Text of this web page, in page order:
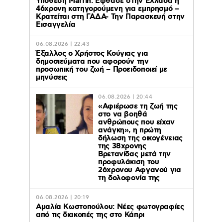
46χρονη κατηγορούμενη για εμπρησμό –
Κρατείται στη ΓΑΔΑ- Την Παρασκευή στην
Εισαγγελία
06.08.2026 | 22:43
Έξαλλος ο Χρήστος Κούγιας για
δημοσιεύματα που αφορούν την
προσωπική του ζωή – Προειδοποιεί με
μηνύσεις
06.08.2026 | 20:44
«Αφιέρωσε τη ζωή της
στο να βοηθά
ανθρώπους που είχαν
ανάγκη», η πρώτη
δήλωση της οικογένειας
της 38χρονης
Βρετανίδας μετά την
προφυλάκιση του
26χρονου Αφγανού για
τη δολοφονία της
06.08.2026 | 20:19
Αμαλία Κωστοπούλου: Νέες φωτογραφίες
από τις διακοπές της στο Κάπρι